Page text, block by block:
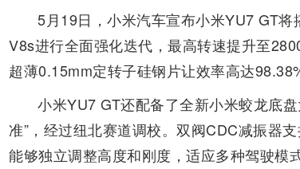
5月19日，小米汽车宣布小米YU7 GT
V8s进行全面强化迭代，最高转速提升至
超薄0.15mm定转子硅钢片让效率高达
小米YU7 GT还配备了全新小米蛟龙底
准”，经过纽北赛道调校。双阀CDC减振器
能够独立调整高度和刚度，适应多种驾驶模